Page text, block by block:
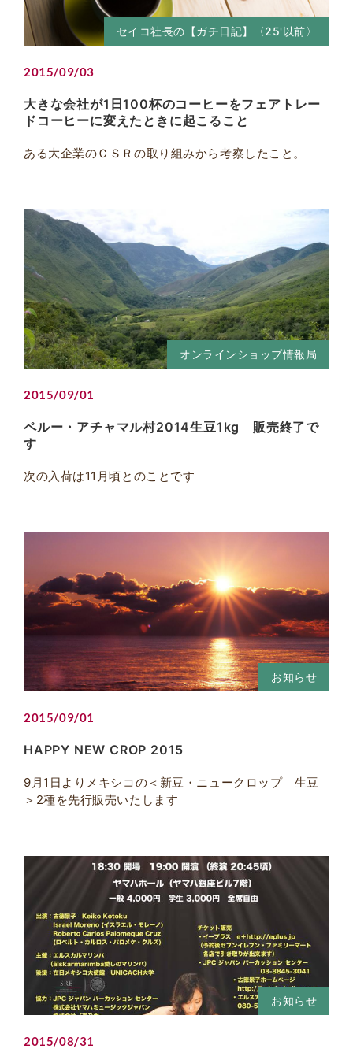
セイコ社長の【ガチ日記】〈25'以前〉
2015/09/03
大きな会社が1日100杯のコーヒーをフェアトレー
ドコーヒーに変えたときに起こること
ある大企業のＣＳＲの取り組みから考察したこと。
オンラインショップ情報局
2015/09/01
ペルー・アチャマル村2014生豆1kg 販売終了で
す
次の入荷は11月頃とのことです
お知らせ
2015/09/01
HAPPY NEW CROP 2015
9月1日よりメキシコの＜新豆・ニュークロップ 生豆
＞2種を先行販売いたします
お知らせ
2015/08/31